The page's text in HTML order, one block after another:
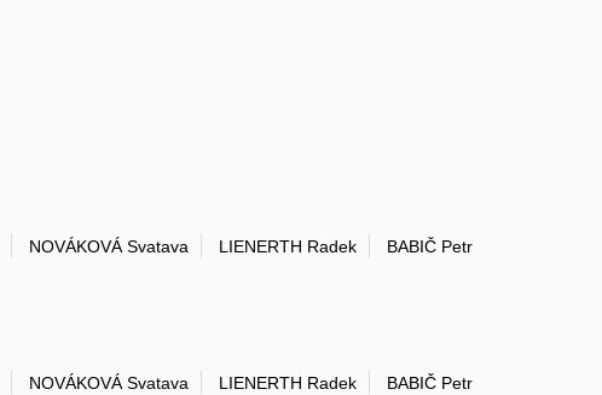
NOVÁKOVÁ Svatava LIENERTH Radek
BABIČ Petr
NOVÁKOVÁ Svatava LIENERTH Radek
BABIČ Petr